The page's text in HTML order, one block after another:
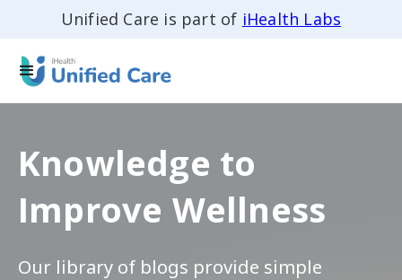
Unified Care is part of iHealth Labs
Knowledge to
Improve Wellness
Our library of blogs provide simple